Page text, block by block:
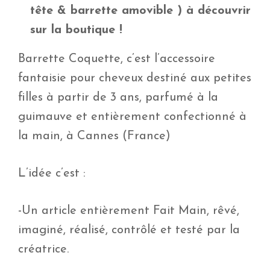
tête & barrette amovible ) à découvrir
sur la boutique !
Barrette Coquette, c’est l’accessoire
fantaisie pour cheveux destiné aux petites
filles à partir de 3 ans, parfumé à la
guimauve et entièrement confectionné à
la main, à Cannes (France)
L’idée c’est :
-Un article entièrement Fait Main, rêvé,
imaginé, réalisé, contrôlé et testé par la
créatrice.